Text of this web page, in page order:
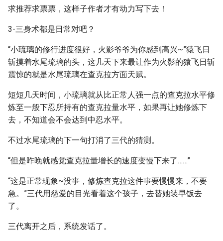
求推荐求票票，这样子作者才有动力写下去！
3-三身术都是日常对吧？
“小琉璃的修行进度很好，火影爷爷为你感到高兴~”猿飞日
斩摸着水尾琉璃的头，这几天下来最让作为火影的猿飞日斩
震惊的就是水尾琉璃在查克拉方面天赋。
短短几天时间，小琉璃就从比正常人强一点的查克拉水平修
炼至一般下忍所持有的查克拉量水平，如果再让她修炼下
去，不知道会不会达到中忍水平。
不过水尾琉璃的下一句打消了三代的猜测。
“但是昨晚就感觉查克拉量增长的速度变慢下来了……”
“这是正常现象~没事，修炼查克拉这件事要慢慢来，不要
急。”三代用慈爱的目光看着这个孩子，去替她装早饭去
了。
三代离开之后，系统发话了。